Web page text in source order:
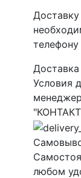
Условия
любом